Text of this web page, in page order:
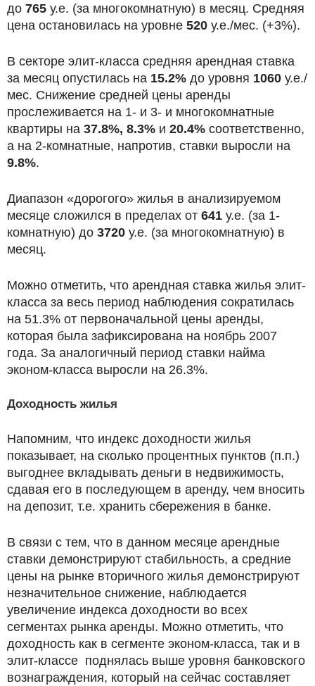
до 765 у.е. (за многокомнатную) в месяц. Средняя
цена остановилась на уровне 520 у.е./мес. (+3%).
В секторе элит-класса средняя арендная ставка
за месяц опустилась на 15.2% до уровня 1060 у.е./
мес. Снижение средней цены аренды
прослеживается на 1- и 3- и многокомнатные
квартиры на 37.8%, 8.3% и 20.4% соответственно,
а на 2-комнатные, напротив, ставки выросли на
9.8%.
Диапазон «дорогого» жилья в анализируемом
месяце сложился в пределах от 641 у.е. (за 1-
комнатную) до 3720 у.е. (за многокомнатную) в
месяц.
Можно отметить, что арендная ставка жилья элит-
класса за весь период наблюдения сократилась
на 51.3% от первоначальной цены аренды,
которая была зафиксирована на ноябрь 2007
года. За аналогичный период ставки найма
эконом-класса выросли на 26.3%.
Доходность жилья
Напомним, что индекс доходности жилья
показывает, на сколько процентных пунктов (п.п.)
выгоднее вкладывать деньги в недвижимость,
сдавая его в последующем в аренду, чем вносить
на депозит, т.е. хранить сбережения в банке.
В связи с тем, что в данном месяце арендные
ставки демонстрируют стабильность, а средние
цены на рынке вторичного жилья демонстрируют
незначительное снижение, наблюдается
увеличение индекса доходности во всех
сегментах рынка аренды. Можно отметить, что
доходность как в сегменте эконом-класса, так и в
элит-классе поднялась выше уровня банковского
вознаграждения, который на сейчас составляет